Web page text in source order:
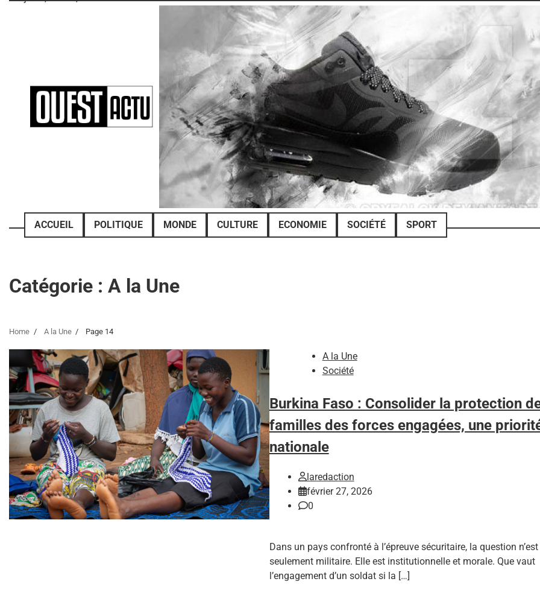
ACCUEIL POLITIQUE MONDE CULTURE ECONOMIE SOCIÉTÉ SPORT
Catégorie : A la Une
Home A la Une Page 14
A la Une
Société
Burkina Faso : Consolider la protection
familles des forces engagées, une
nationale
laredaction
février 27, 2026
0
Dans un pays confronté à l’épreuve sécuritaire, la question
seulement militaire. Elle est institutionnelle et morale. Que vaut
l’engagement d’un soldat si la […]